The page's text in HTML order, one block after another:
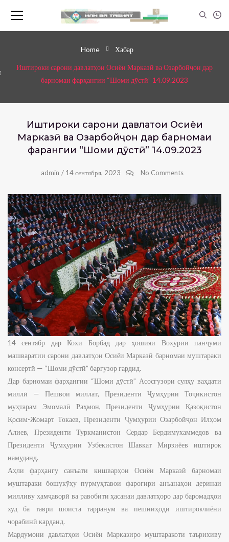
Home Хабар
Иштироки сарони давлатҳои Осиёи Марказӣ ва Озарбойҷон дар
барномаи фарҳангии “Шоми дӯстӣ” 14.09.2023
Иштироки сарони давлатҳои Осиёи
Марказӣ ва Озарбойҷон дар барномаи
фарҳангии “Шоми дӯстӣ” 14.09.2023
admin / 14 сентября, 2023 No Comments
14 сентябр дар Кохи Борбад дар ҳошияи Вохӯрии панҷуми
машваратии сарони давлатҳои Осиёи Марказӣ барномаи муштараки
консертӣ — “Шоми дӯстӣ” баргузор гардид.
Дар барномаи фарҳангии “Шоми дӯстӣ” Асосгузори сулҳу ваҳдати
миллӣ — Пешвои миллат, Президенти Ҷумҳурии Тоҷикистон
муҳтарам Эмомалӣ Раҳмон, Президенти Ҷумҳурии Қазоқистон
Қосим-Жомарт Токаев, Президенти Ҷумҳурии Озарбойҷон Илҳом
Алиев, Президенти Туркманистон Сердар Бердимухаммедов ва
Президенти Ҷумҳурии Узбекистон Шавкат Мирзиёев иштирок
намуданд.
Аҳли фарҳангу санъати кишварҳои Осиёи Марказӣ барномаи
муштараки бошукӯҳу пурмуҳтавои фарогири анъанаҳои деринаи
милливу ҳамҷаворӣ ва равобити ҳасанаи давлатҳоро дар баромадҳои
худ ба таври шоиста тарранум ва пешниҳоди иштирокчиёни
чорабинӣ карданд.
Мардумони давлатҳои Осиёи Марказиро муштаракоти таърихиву